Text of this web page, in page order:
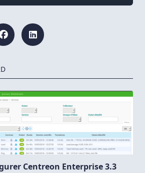
Centreon Enterprise 3.3